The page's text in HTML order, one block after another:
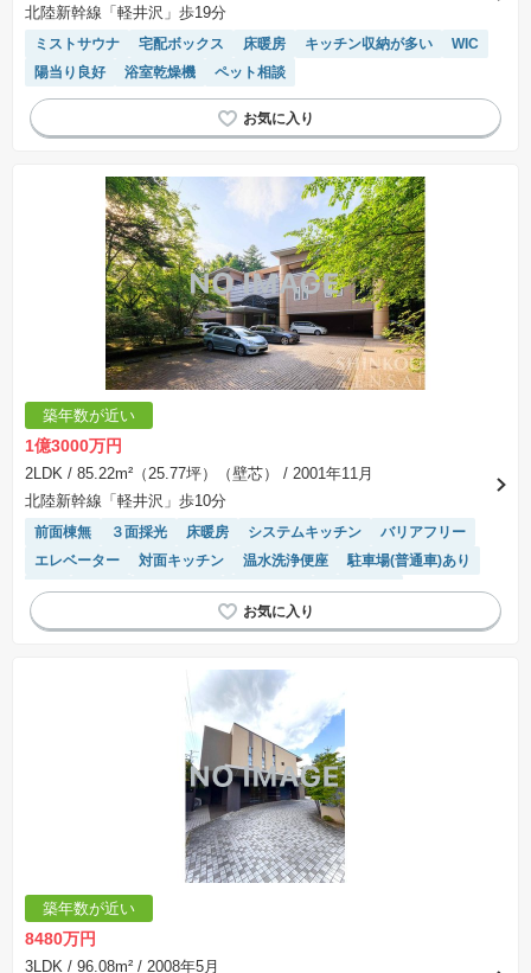
北陸新幹線「軽井沢」歩19分
ミストサウナ 宅配ボックス 床暖房 キッチン収納が多い
WIC
陽当り良好
浴室乾燥機 ペット相談
築年数が近い
1億3000万円
2LDK / 85.22m²（25.77坪）（壁芯）
/ 2001年11月
北陸新幹線「軽井沢」歩10分
前面棟無 ３面採光 床暖房 システムキッチン
バリアフリー
エレベーター
対面キッチン 温水洗浄便座
駐車場(普通車)あり
WIC
食洗機 陽当り良好 平置駐車場
浴室乾燥機
モニター付きインターホン
駐車場空き
築年数が近い
8480万円
3LDK / 96.08m² / 2008年5月